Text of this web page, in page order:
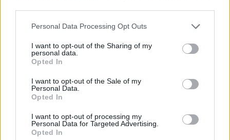
Personal Data Processing Opt Outs
I want to opt-out of the Sharing of my
personal data.
Opted In
I want to opt-out of the Sale of my
Personal Data.
Opted In
I want to opt-out of processing my
Personal Data for Targeted Advertising.
Opted In
Μια παραγωγή της Stellar Productions
Previous Article Next Article